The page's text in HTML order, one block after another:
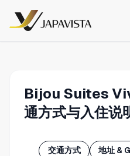
Bijou Suites
通方式与入住说
交通方式 地址 &